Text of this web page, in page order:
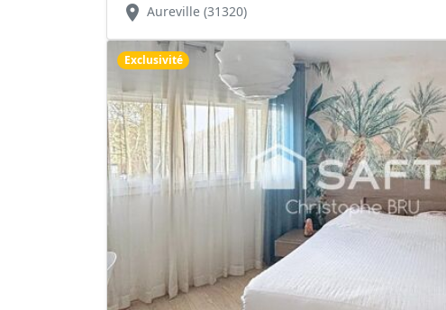
location_on Aureville (31320)
Exclusivité